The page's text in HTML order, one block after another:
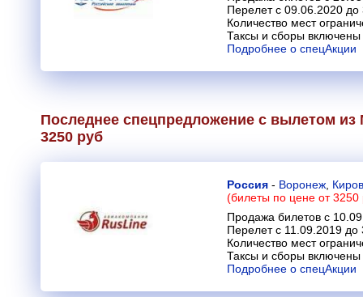
Перелет с 09.06.2020 до
Количество мест
Таксы и сборы включены
Подробнее о спецАкции
Последнее спецпредложение с вылетом
3250 руб
Россия - Воронеж Киров
(билеты по цене от 3250
Продажа билетов с
Перелет с 11.09.2019 до
Количество мест
Таксы и сборы включены
Подробнее о спецАкции